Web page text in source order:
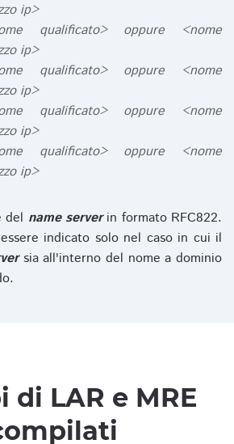
ip>
qualificato> oppure <nome
ip>
qualificato> oppure <nome
ip>
qualificato> oppure <nome
ip>
qualificato> oppure <nome
ip>
del name serverin formato RFC822.
indicato solo nel caso in cui il
sia all'interno del nome a dominio
di LAR e MRE